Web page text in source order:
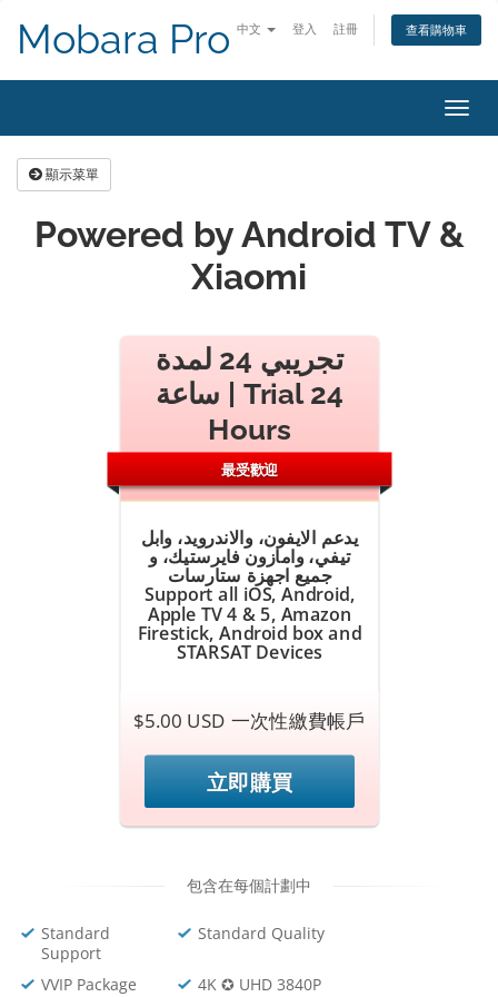
中文 登入 註冊 查看購物車
Mobara Pro
切
換
顯示菜單
Powered by Android TV &
Xiaomi
تجريبي 24 لمدة
ساعة | Trial 24
Hours
最受歡迎
يدعم الايفون، والاندرويد، وابل
تيفي، وامازون فايرستيك، و
جميع اجهزة ستارسات
Support all iOS, Android,
Apple TV 4 & 5, Amazon
Firestick, Android box and
STARSAT Devices
$5.00 USD 一次性繳費帳戶
立即購買
包含在每個計劃中
Standard
Support
Standard Quality
VVIP Package 4K ✪ UHD 3840P